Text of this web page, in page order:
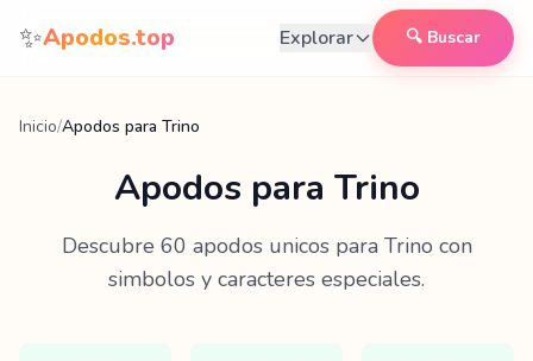
Saltar al contenido
✨Apodos.top Explorar 🔍 Buscar
Inicio/Apodos para Trino
Apodos para Trino
Descubre 60 apodos unicos para Trino con
simbolos y caracteres especiales.